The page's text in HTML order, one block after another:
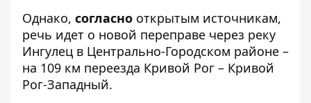
Однако, согласно открытым источникам,
речь идет о новой переправе через реку
Ингулец в Центрально-Городском районе –
на 109 км переезда Кривой Рог – Кривой
Рог-Западный.